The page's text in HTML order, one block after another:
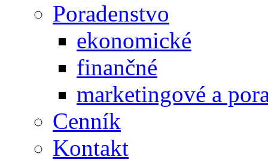
Poradenstvo
ekonomické
finančné
marketingové a
Cenník
Kontakt